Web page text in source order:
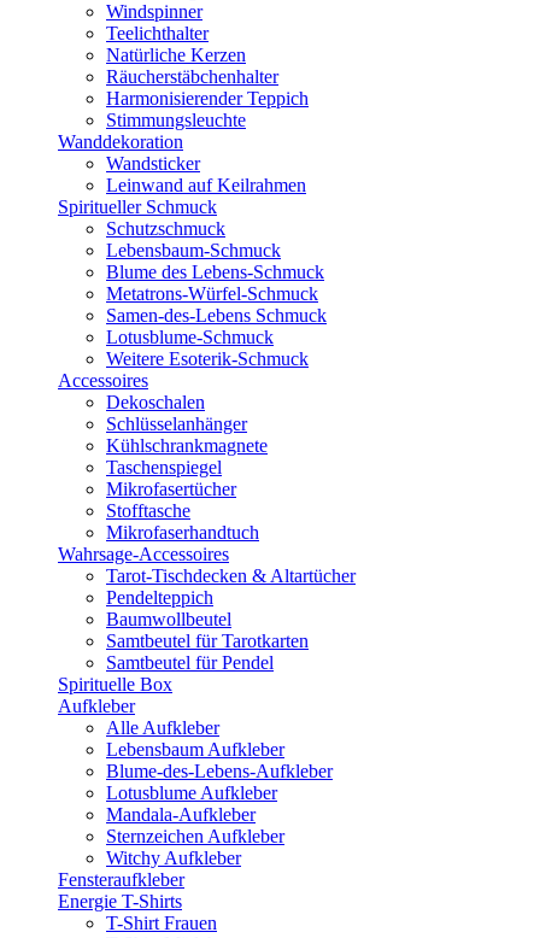
Windspinner
Teelichthalter
Natürliche Kerzen
Räucherstäbchenhalter
Harmonisierender Teppich
Stimmungsleuchte
Wanddekoration
Wandsticker
Leinwand auf Keilrahmen
Spiritueller Schmuck
Schutzschmuck
Lebensbaum-Schmuck
Blume des Lebens-Schmuck
Metatrons-Würfel-Schmuck
Samen-des-Lebens Schmuck
Lotusblume-Schmuck
Weitere Esoterik-Schmuck
Accessoires
Dekoschalen
Schlüsselanhänger
Kühlschrankmagnete
Taschenspiegel
Mikrofasertücher
Stofftasche
Mikrofaserhandtuch
Wahrsage-Accessoires
Tarot-Tischdecken & Altartücher
Pendelteppich
Baumwollbeutel
Samtbeutel für Tarotkarten
Samtbeutel für Pendel
Spirituelle Box
Aufkleber
Alle Aufkleber
Lebensbaum Aufkleber
Blume-des-Lebens-Aufkleber
Lotusblume Aufkleber
Mandala-Aufkleber
Sternzeichen Aufkleber
Witchy Aufkleber
Fensteraufkleber
Energie T-Shirts
T-Shirt Frauen